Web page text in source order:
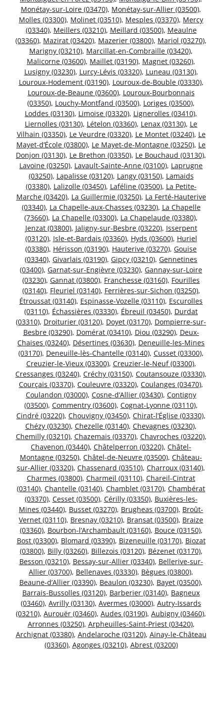
Monétay-sur-Loire (03470), Monétay-sur-Allier (03500),
Molles (03300), Molinet (03510), Mesples (03370), Mercy
(03340), Meillers (03210), Meillard (03500), Meaulne
(03360), Mazirat (03420), Mazerier (03800), Mariol (03270),
Marigny (03210), Marcillat-en-Combraille (03420),
Malicorne (03600), Maillet (03190), Magnet (03260),
Lusigny (03230), Lurcy-Lévis (03320), Luneau (03130),
Louroux-Hodement (03190), Louroux-de-Bouble (03330),
Louroux-de-Beaune (03600), Louroux-Bourbonnais
(03350), Louchy-Montfand (03500), Loriges (03500),
Loddes (03130), Limoise (03320), Lignerolles (03410),
Liernolles (03130), Lételon (03360), Lenax (03130), Le
Vilhain (03350), Le Veurdre (03320), Le Montet (03240), Le
Mayet-d’École (03800), Le Mayet-de-Montagne (03250), Le
Donjon (03130), Le Brethon (03350), Le Bouchaud (03130),
Lavoine (03250), Lavault-Sainte-Anne (03100), Laprugne
(03250), Lapalisse (03120), Langy (03150), Lamaids
(03380), Lalizolle (03450), Laféline (03500), La Petite-
Marche (03420), La Guillermie (03250), La Ferté-Hauterive
(03340), La Chapelle-aux-Chasses (03230), La Chapelle
(73660), La Chapelle (03300), La Chapelaude (03380),
Jenzat (03800), Jaligny-sur-Besbre (03220), Isserpent
(03120), Isle-et-Bardais (03360), Hyds (03600), Huriel
(03380), Hérisson (03190), Hauterive (03270), Gouise
(03340), Givarlais (03190), Gipcy (03210), Gennetines
(03400), Garnat-sur-Engièvre (03230), Gannay-sur-Loire
(03230), Gannat (03800), Franchesse (03160), Fourilles
(03140), Fleuriel (03140), Ferrières-sur-Sichon (03250),
Étroussat (03140), Espinasse-Vozelle (03110), Escurolles
(03110), Échassières (03330), Ébreuil (03450), Durdat
(03310), Droiturier (03120), Doyet (03170), Dompierre-sur-
Besbre (03290), Domérat (03410), Diou (03290), Deux-
Chaises (03240), Désertines (03630), Deneuille-les-Mines
(03170), Deneuille-lès-Chantelle (03140), Cusset (03300),
Creuzier-le-Vieux (03300), Creuzier-le-Neuf (03300),
Cressanges (03240), Créchy (03150), Coutansouze (03330),
Courçais (03370), Couleuvre (03320), Coulanges (03470),
Coulandon (03000), Cosne-d’Allier (03430), Contigny
(03500), Commentry (03600), Cognat-Lyonne (03110),
Cindré (03220), Chouvigny (03450), Chirat-l’Église (03330),
Chézy (03230), Chezelle (03140), Chevagnes (03230),
Chemilly (03210), Chazemais (03370), Chavroches (03220),
Chavenon (03440), Châtelperron (03220), Châtel-
Montagne (03250), Châtel-de-Neuvre (03500), Château-
sur-Allier (03320), Chassenard (03510), Charroux (03140),
Charmes (03800), Charmeil (03110), Chareil-Cintrat
(03140), Chantelle (03140), Chamblet (03170), Chambérat
(03370), Cesset (03500), Cérilly (03350), Buxières-les-
Mines (03440), Busset (03270), Brugheas (03700), Broût-
Vernet (03110), Bresnay (03210), Bransat (03500), Braize
(03360), Bourbon-l’Archambault (03160), Bouce (03150),
Bost (03300), Blomard (03390), Bizeneuille (03170), Biozat
(03800), Billy (03260), Billezois (03120), Bézenet (03170),
Besson (03210), Bessay-sur-Allier (03340), Bellerive-sur-
Allier (03700), Bellenaves (03330), Bègues (03800),
Beaune-d’Allier (03390), Beaulon (03230), Bayet (03500),
Barrais-Bussolles (03120), Barberier (03140), Bagneux
(03460), Avrilly (03130), Avermes (03000), Autry-Issards
(03210), Aurouër (03460), Audes (03190), Aubigny (03460),
Arronnes (03250), Arpheuilles-Saint-Priest (03420),
Archignat (03380), Andelaroche (03120), Ainay-le-Château
(03360), Agonges (03210), Abrest (03200)